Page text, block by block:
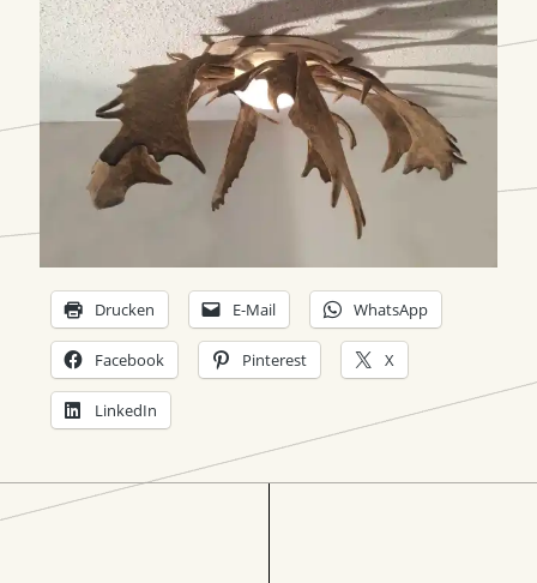
Drucken E-Mail WhatsApp
Facebook Pinterest X
LinkedIn